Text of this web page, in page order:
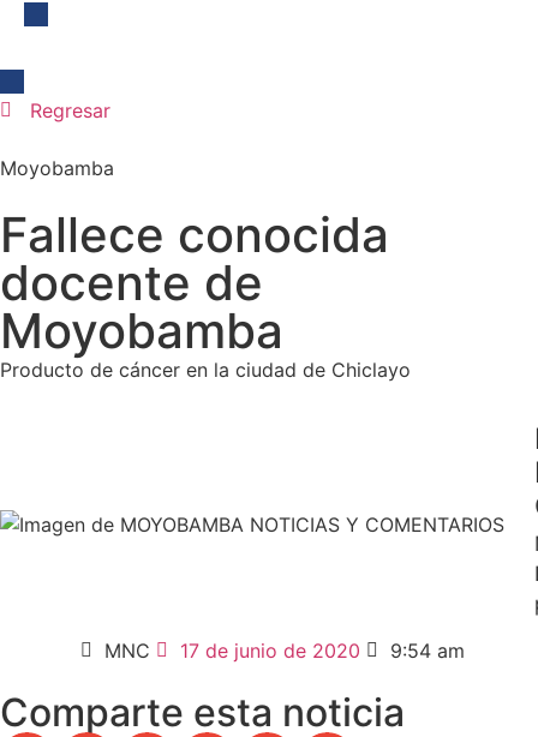
Regresar
Moyobamba
Fallece conocida
docente de
Moyobamba
Producto de cáncer en la ciudad de Chiclayo
MNC
17 de junio de 2020 9:54 am
Comparte esta noticia